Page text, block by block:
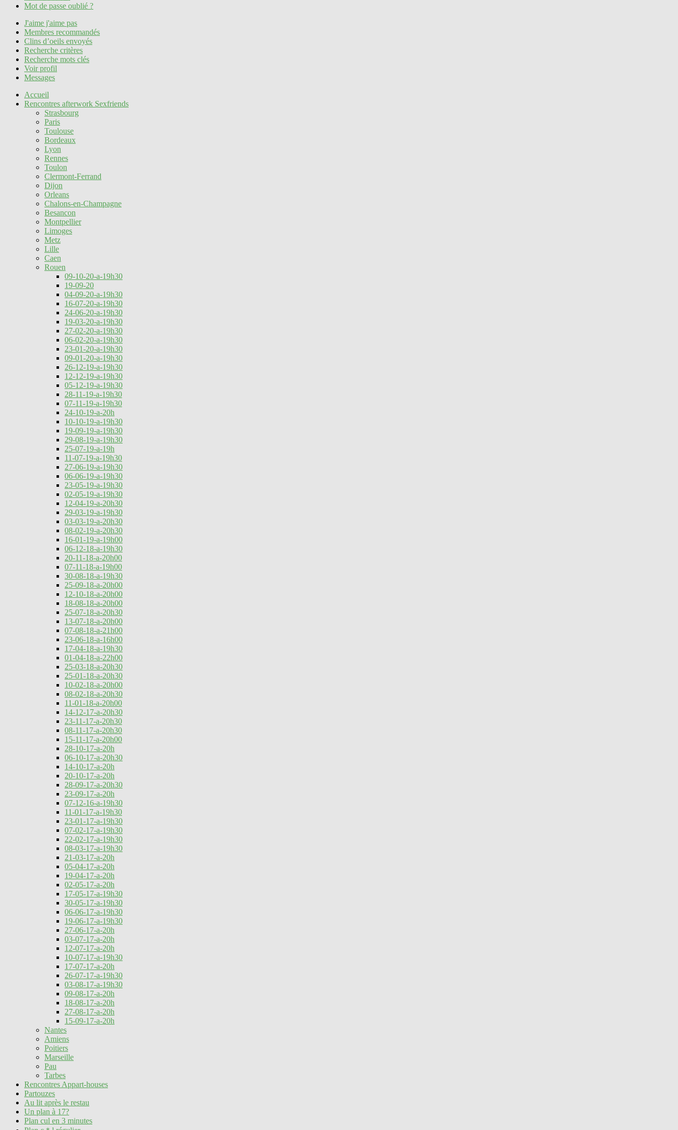
Mot de passe oublié ?
J'aime j'aime pas
Membres recommandés
Clins d’oeils envoyés
Recherche critères
Recherche mots clés
Voir profil
Messages
Accueil
Rencontres afterwork Sexfriends
Strasbourg
Paris
Toulouse
Bordeaux
Lyon
Rennes
Toulon
Clermont-Ferrand
Dijon
Orleans
Chalons-en-Champagne
Besancon
Montpellier
Limoges
Metz
Lille
Caen
Rouen
09-10-20-a-19h30
19-09-20
04-09-20-a-19h30
16-07-20-a-19h30
24-06-20-a-19h30
19-03-20-a-19h30
27-02-20-a-19h30
06-02-20-a-19h30
23-01-20-a-19h30
09-01-20-a-19h30
26-12-19-a-19h30
12-12-19-a-19h30
05-12-19-a-19h30
28-11-19-a-19h30
07-11-19-a-19h30
24-10-19-a-20h
10-10-19-a-19h30
19-09-19-a-19h30
29-08-19-a-19h30
25-07-19-a-19h
11-07-19-a-19h30
27-06-19-a-19h30
06-06-19-a-19h30
23-05-19-a-19h30
02-05-19-a-19h30
12-04-19-a-20h30
29-03-19-a-19h30
03-03-19-a-20h30
08-02-19-a-20h30
16-01-19-a-19h00
06-12-18-a-19h30
20-11-18-a-20h00
07-11-18-a-19h00
30-08-18-a-19h30
25-09-18-a-20h00
12-10-18-a-20h00
18-08-18-a-20h00
25-07-18-a-20h30
13-07-18-a-20h00
07-08-18-a-21h00
23-06-18-a-16h00
17-04-18-a-19h30
01-04-18-a-22h00
25-03-18-a-20h30
25-01-18-a-20h30
10-02-18-a-20h00
08-02-18-a-20h30
11-01-18-a-20h00
14-12-17-a-20h30
23-11-17-a-20h30
08-11-17-a-20h30
15-11-17-a-20h00
28-10-17-a-20h
06-10-17-a-20h30
14-10-17-a-20h
20-10-17-a-20h
28-09-17-a-20h30
23-09-17-a-20h
07-12-16-a-19h30
11-01-17-a-19h30
23-01-17-a-19h30
07-02-17-a-19h30
22-02-17-a-19h30
08-03-17-a-19h30
21-03-17-a-20h
05-04-17-a-20h
19-04-17-a-20h
02-05-17-a-20h
17-05-17-a-19h30
30-05-17-a-19h30
06-06-17-a-19h30
19-06-17-a-19h30
27-06-17-a-20h
03-07-17-a-20h
12-07-17-a-20h
10-07-17-a-19h30
17-07-17-a-20h
26-07-17-a-19h30
03-08-17-a-19h30
09-08-17-a-20h
18-08-17-a-20h
27-08-17-a-20h
15-09-17-a-20h
Nantes
Amiens
Poitiers
Marseille
Pau
Tarbes
Rencontres Appart-houses
Partouzes
Au lit après le restau
Un plan à 17?
Plan cul en 3 minutes